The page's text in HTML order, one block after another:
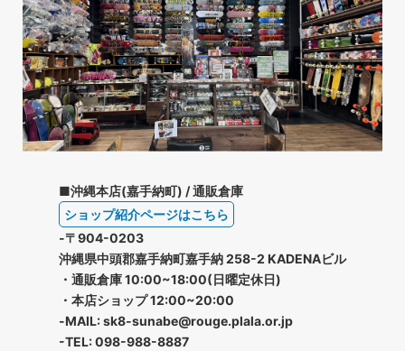
■沖縄本店(嘉手納町) / 通販倉庫
ショップ紹介ページはこちら
-〒904-0203
沖縄県中頭郡嘉手納町嘉手納 258-2 KADENAビル
・通販倉庫 10:00~18:00(日曜定休日)
・本店ショップ 12:00~20:00
-MAIL: sk8-sunabe@rouge.plala.or.jp
-TEL: 098-988-8887